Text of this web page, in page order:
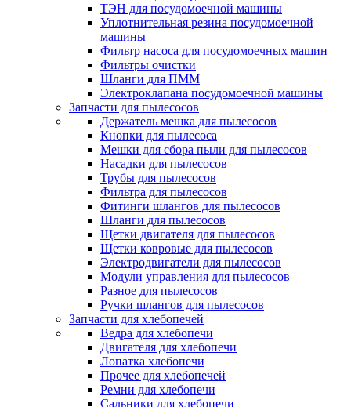
ТЭН для посудомоечной машины
Уплотнительная резина посудомоечной
машины
Фильтр насоса для посудомоечных машин
Фильтры очистки
Шланги для ПММ
Электроклапана посудомоечной машины
Запчасти для пылесосов
Держатель мешка для пылесосов
Кнопки для пылесоса
Мешки для сбора пыли для пылесосов
Насадки для пылесосов
Трубы для пылесосов
Фильтра для пылесосов
Фитинги шлангов для пылесосов
Шланги для пылесосов
Щетки двигателя для пылесосов
Щетки ковровые для пылесосов
Электродвигатели для пылесосов
Модули управления для пылесосов
Разное для пылесосов
Ручки шлангов для пылесосов
Запчасти для хлебопечей
Ведра для хлебопечи
Двигателя для хлебопечи
Лопатка хлебопечи
Прочее для хлебопечей
Ремни для хлебопечи
Сальники для хлебопечи